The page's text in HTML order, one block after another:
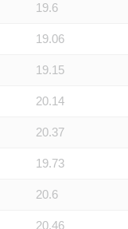
19.6
19.06
19.15
20.14
20.37
19.73
20.6
20.46